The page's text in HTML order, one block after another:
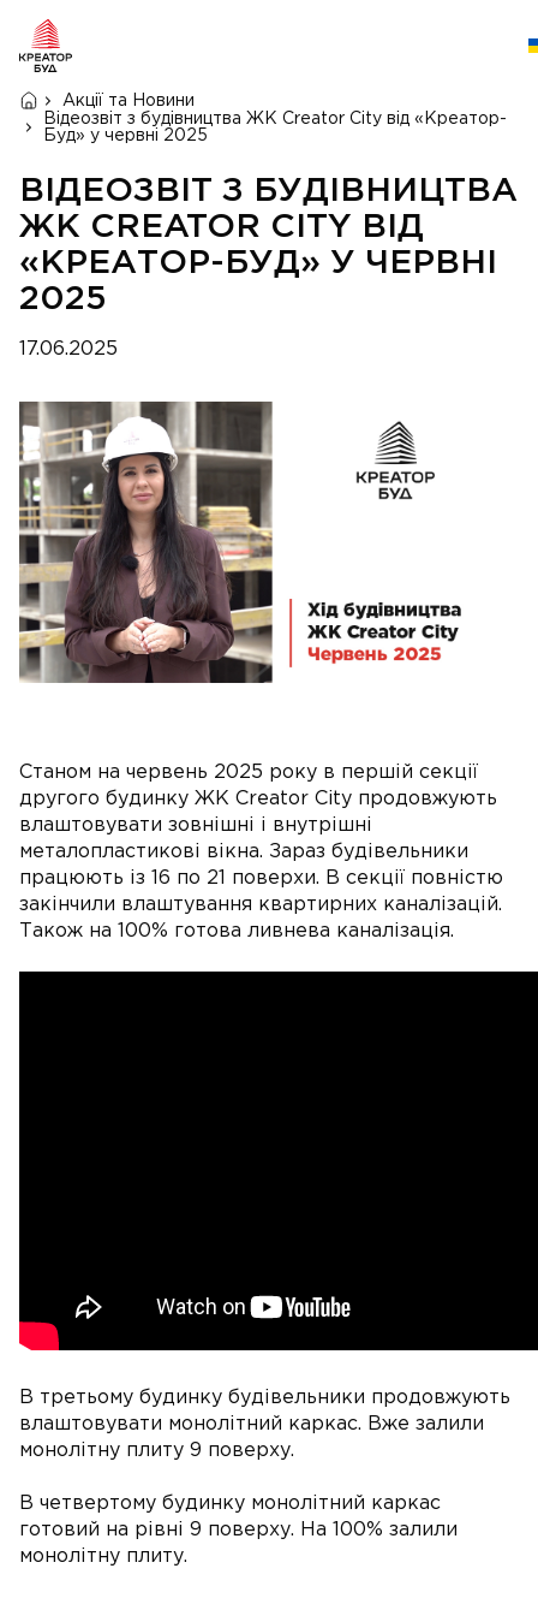
Акції та Новини
Відеозвіт з будівництва ЖК Creator City від «Креатор-
Буд» у червні 2025
ВІДЕОЗВІТ З БУДІВНИЦТВА
ЖК CREATOR CITY ВІД
«КРЕАТОР-БУД» У ЧЕРВНІ
2025
17.06.2025
Станом на червень 2025 року в першій секції
другого будинку ЖК Creator City продовжують
влаштовувати зовнішні і внутрішні
металопластикові вікна. Зараз будівельники
працюють із 16 по 21 поверхи. В секції повністю
закінчили влаштування квартирних каналізацій.
Також на 100% готова ливнева каналізація.
В третьому будинку будівельники продовжують
влаштовувати монолітний каркас. Вже залили
монолітну плиту 9 поверху.
В четвертому будинку монолітний каркас
готовий на рівні 9 поверху. На 100% залили
монолітну плиту.